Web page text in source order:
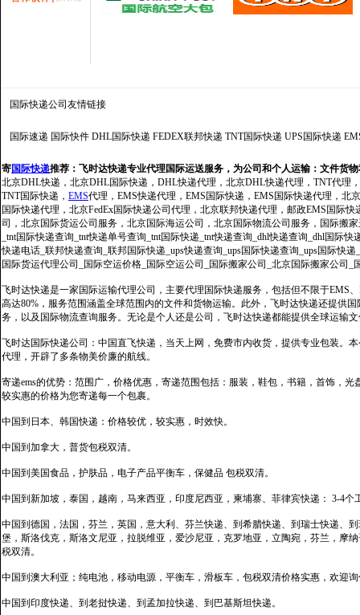
国际快递公司 友情链接
国际速递 国际快件 DHL国际快递 FEDEX联邦快递 TNT国际快递 UPS国际快递
寄国际快递推荐： 飞时达快递专业代理国际运送服务，为公司和个人运输：文件货
北京DHL快递，北京DHL国际快递，DHL快递代理，北京DHL快递代理，TNT代理
TNT国际快递， EMS代理，EMS快递代理，EMS国际快递，EMS国际快递代理，北
国际快递代理，北京FedEx国际快递公司代理，北京联邦快递代理，邮政EMS国际
司，北京国际货运公司服务，北京国际海运公司，北京国际物流公司服务，国际搬
_tnt国际快递查询_tnt快递单号查询_tnt国际快递_tnt快递查询_dhl快递查询_dhl国际
快递电话_联邦快递查询_联邦国际快递_ups快递查询_ups国际快递查询_ups国际快
国际货运代理公司_国际空运价格_国际空运公司_国际搬家公司_北京国际搬家公司_
飞时达快递是一家国际运输代理公司，主要代理国际快递服务，包括但不限于EMS
高达80%，服务范围涵盖全球范围内的文件和货物运输。此外，飞时达快递还提供
务，以及国际物流查询服务。无论是个人还是公司，飞时达快递都能提供全球运输
飞时达国际快递公司：中国直飞快递，当天上网，免费市内收货，提供专业包装。
代理，开辟了多条物美价廉的航线。
寄递ems的优势：范围广，价格优惠，寄递范围包括：服装，鞋包，书籍，首饰，
较实惠的价格为您寄递每一个包裹。
中国到日本、韩国快递：价格较优，较实惠，时效快。
中国到加拿大，普货包税双清。
中国到美国食品，护肤品，电子产品平衡车，保健品 包税双清。
中国到新加坡，泰国，越南，马来西亚，印度尼西亚，柬埔寨、菲律宾快递： 3-4个
中国到德国，法国，芬兰，英国，意大利、芬兰快递、到希腊快递、到瑞士快递、
堡，斯洛伐克，斯洛文尼亚，拉脱维亚，爱沙尼亚，克罗地亚，立陶宛，芬兰，摩
税双清。
中国到澳大利亚；纯电池，移动电源，平衡车，滑板车，包税双清价格实惠，欢迎
中国到印度快递、到老挝快递、到孟加拉快递、到巴基斯坦快递。